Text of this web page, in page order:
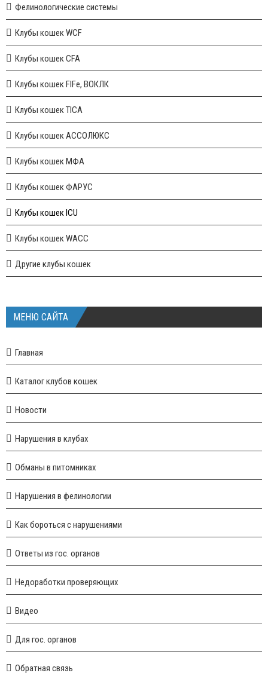
Фелинологические системы
Клубы кошек WCF
Клубы кошек CFA
Клубы кошек FIFe, ВОКЛК
Клубы кошек TICA
Клубы кошек АССОЛЮКС
Клубы кошек МФА
Клубы кошек ФАРУС
Клубы кошек ICU
Клубы кошек WACC
Другие клубы кошек
МЕНЮ САЙТА
Главная
Каталог клубов кошек
Новости
Нарушения в клубах
Обманы в питомниках
Нарушения в фелинологии
Как бороться с нарушениями
Ответы из гос. органов
Недоработки проверяющих
Видео
Для гос. органов
Обратная связь